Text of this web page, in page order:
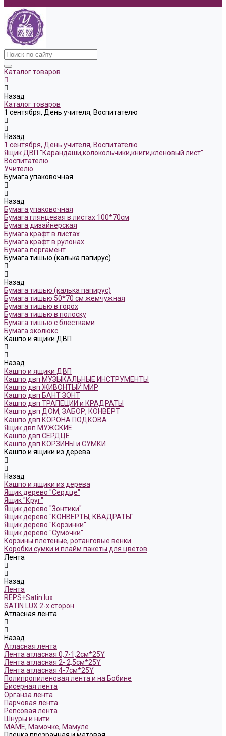
Каталог товаров
Назад
Каталог товаров
1 сентября, День учителя, Воспитателю
Назад
1 сентября, День учителя, Воспитателю
Ящик ДВП "Карандаши,колокольчики,книги,кленовый лист"
Воспитателю
Учителю
Бумага упаковочная
Назад
Бумага упаковочная
Бумага глянцевая в листах 100*70см
Бумага дизайнерская
Бумага крафт в листах
Бумага крафт в рулонах
Бумага пергамент
Бумага тишью (калька папирус)
Назад
Бумага тишью (калька папирус)
Бумага тишью 50*70 см жемчужная
Бумага тишью в горох
Бумага тишью в полоску
Бумага тишью с блестками
Бумага эколюкс
Кашпо и ящики ДВП
Назад
Кашпо и ящики ДВП
Кашпо двп МУЗЫКАЛЬНЫЕ ИНСТРУМЕНТЫ
Кашпо двп ЖИВОНТЫЙ МИР
Кашпо двп БАНТ ЗОНТ
Кашпо двп ТРАПЕЦИИ и КРАДРАТЫ
Кашпо двп ДОМ, ЗАБОР, КОНВЕРТ
Кашпо двп КОРОНА ПОДКОВА
Ящик двп МУЖСКИЕ
Кашпо двп СЕРДЦЕ
Кашпо двп КОРЗИНЫ и СУМКИ
Кашпо и ящики из дерева
Назад
Кашпо и ящики из дерева
Ящик дерево "Сердце"
Ящик "Круг"
Ящик дерево "Зонтики"
Ящик дерево "КОНВЕРТЫ, КВАДРАТЫ"
Ящик дерево "Корзинки"
Ящик дерево "Сумочки"
Корзины плетеные, ротанговые венки
Коробки сумки и плайм пакеты для цветов
Лента
Назад
Лента
REPS+Satin lux
SATIN LUX 2-х сторон
Атласная лента
Назад
Атласная лента
Лента атласная 0,7-1,2см*25Y
Лента атласная 2- 2,5см*25Y
Лента атласная 4-7см*25Y
Полипропиленовая лента и на Бобине
Бисерная лента
Органза лента
Парчовая лента
Репсовая лента
Шнуры и нити
МАМЕ, Мамочке, Мамуле